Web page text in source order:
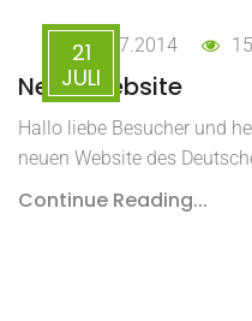
21
JULI
21.07.2014
Neue Website
Hallo liebe Besucher und
neuen Website des
Continue Reading...